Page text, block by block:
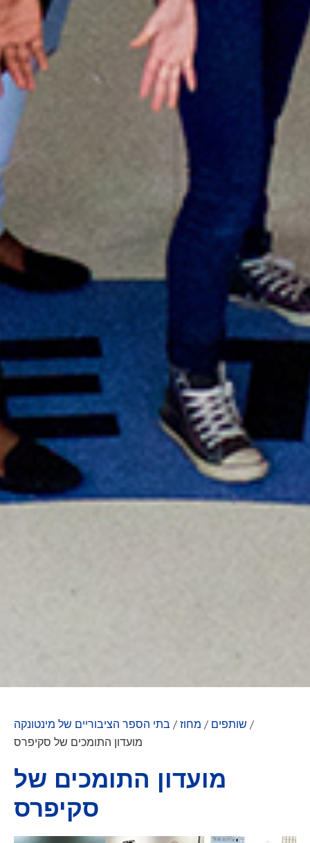
בתי הספר הציבוריים של מינטונקה /מחוז / שותפים /
מועדון התומכים של סקיפרס
מועדון התומכים של
סקיפרס